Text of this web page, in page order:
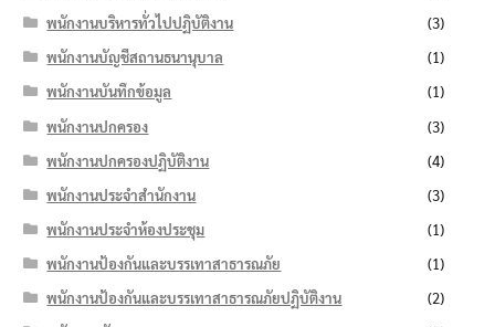
พนักงานบริหารทั่วไปปฏิบัติงาน
(3)
พนักงานบัญชีสถานธนานุบาล
(1)
พนักงานบันทึกข้อมูล
(1)
พนักงานปกครอง
(3)
พนักงานปกครองปฏิบัติงาน
(4)
พนักงานประจำสำนักงาน
(3)
พนักงานประจำห้องประชุม
(1)
พนักงานป้องกันและบรรเทาสาธารณภัย
(1)
พนักงานป้องกันและบรรเทาสาธารณภัยปฏิบัติงาน
(2)